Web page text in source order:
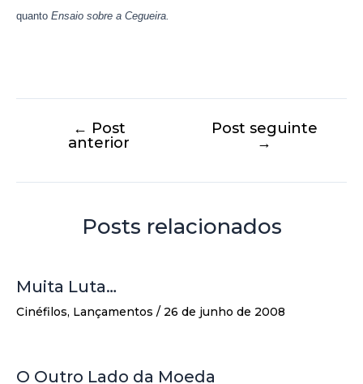
quanto Ensaio sobre a Cegueira.
← Post
anterior
Post seguinte
→
Posts relacionados
Muita Luta…
Cinéfilos, Lançamentos / 26 de junho de 2008
O Outro Lado da Moeda